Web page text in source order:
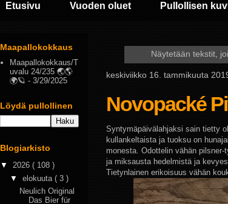
Etusivu Vuoden oluet Pullollisen
Näytetään tekstit,
keskiviikko 16. tammikuuta
Novopacké
Syntymäpäivälahjaksi sain tietty
kullankeltaista ja tuoksu on
monesta. Odottelin vähän
ja miksausta hedelmistä ja
Tietynlainen erikoisuus vähän
Maapallokokkaus
Maapallokokkaus/T
uvalu 24/235 🌏🌎
🌍🪐 - 3/29/2025
Löydä pullollinen
Blogiarkisto
▼ 2026 ( 108 )
▼ elokuuta ( 3 )
Neulich Original
Das Bier für